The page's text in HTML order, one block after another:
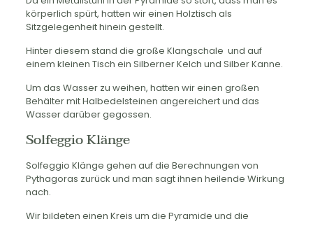
körperlich spürt, hatten wir einen Holztisch als
Sitzgelegenheit hinein gestellt.
Hinter diesem stand die große Klangschale und auf
einem kleinen Tisch ein Silberner Kelch und Silber Kanne.
Um das Wasser zu weihen, hatten wir einen großen
Behälter mit Halbedelsteinen angereichert und das
Wasser darüber gegossen.
Solfeggio Klänge
Solfeggio Klänge gehen auf die Berechnungen von
Pythagoras zurück und man sagt ihnen heilende Wirkung
nach.
Wir bildeten einen Kreis um die Pyramide und die